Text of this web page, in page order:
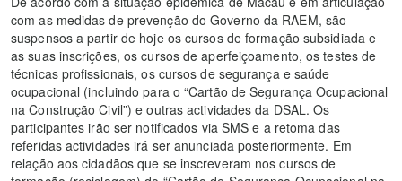
com as medidas de prevenção do Governo da RAEM, são
suspensos a partir de hoje os cursos de formação subsidiada e
as suas inscrições, os cursos de aperfeiçoamento, os testes de
técnicas profissionais, os cursos de segurança e saúde
ocupacional (incluindo para o “Cartão de Segurança Ocupacional
na Construção Civil”) e outras actividades da DSAL. Os
participantes irão ser notificados via SMS e a retoma das
referidas actividades irá ser anunciada posteriormente. Em
relação aos cidadãos que se inscreveram nos cursos de